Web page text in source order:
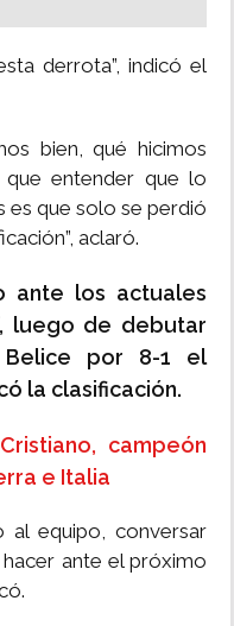
derrota”, indicó el
bien, qué hicimos
entender que lo
es que solo se perdió
aclaró.
ante los actuales
luego de debutar
por 8-1 el
la clasificación.
Cristiano, campeón
e Italia
al equipo, conversar
ante el próximo